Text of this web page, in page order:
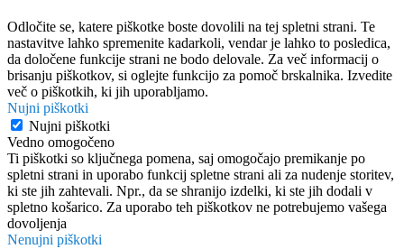
Odločite se, katere piškotke boste dovolili na tej spletni strani. Te
nastavitve lahko spremenite kadarkoli, vendar je lahko to posledica,
da določene funkcije strani ne bodo delovale. Za več informacij o
brisanju piškotkov, si oglejte funkcijo za pomoč brskalnika. Izvedite
več o piškotkih, ki jih uporabljamo.
Nujni piškotki
Nujni piškotki
Vedno omogočeno
Ti piškotki so ključnega pomena, saj omogočajo premikanje po
spletni strani in uporabo funkcij spletne strani ali za nudenje storitev,
ki ste jih zahtevali. Npr., da se shranijo izdelki, ki ste jih dodali v
spletno košarico. Za uporabo teh piškotkov ne potrebujemo vašega
dovoljenja
Nenujni piškotki